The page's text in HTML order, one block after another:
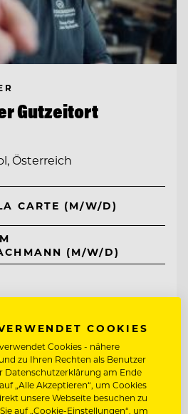
Gutzeitort
Österreich
CARTE (M/W/D)
(M/W/D)
COOKIES
Cookies - nähere
zu Ihren Rechten als Benutzer
Datenschutzerklärung am Ende
„Alle Akzeptieren“, um Cookies
unsere Webseite besuchen zu
auf „Cookie-Einstellungen“, um